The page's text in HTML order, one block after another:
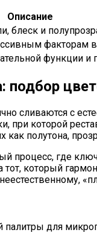
Описание
блеск и
факторам
функции и
подбор
сливаются с
при которой
полутона,
процесс, где
который
для